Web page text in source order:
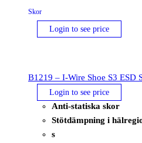
Skor
Login to see price
B1219 – I-Wire Shoe S3 ESD
Login to see price
Anti-statiska skor
Stötdämpning i
s